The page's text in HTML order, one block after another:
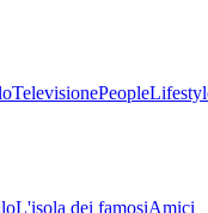
TelevisionePeople
L'isola dei famosiAmici